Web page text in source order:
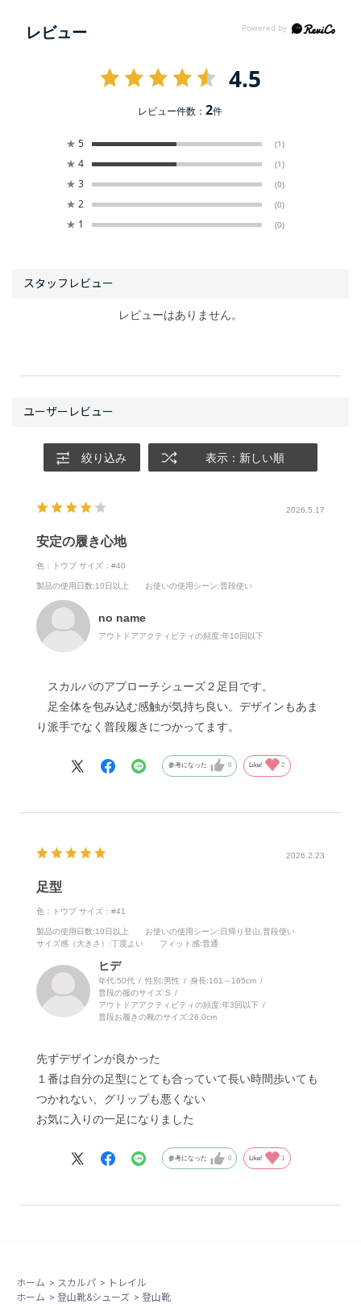
レビュー
4.5
レビュー件数：2件
★ 5 (1)
★ 4 (1)
★ 3 (0)
★ 2 (0)
★ 1 (0)
絞り込み 表示：新しい順
2026.5.17
安定の履き心地
色：トウプ サイズ：#40
製品の使用日数:10日以上 お使いの使用シーン:普段使い
no name
アウトドアアクティビティの頻度:年10回以下
スカルパのアプローチシューズ２足目です。
足全体を包み込む感触が気持ち良い。デザインもあま
り派手でなく普段履きにつかってます。
参考になった 0 Like! 2
2026.2.23
足型
色：トウプ サイズ：#41
製品の使用日数:10日以上 お使いの使用シーン:日帰り登山,普段使い
サイズ感（大きさ） :丁度よい フィット感:普通
ヒデ
年代:50代 性別:男性 身長:161～165cm
普段の服のサイズ:S
アウトドアアクティビティの頻度:年3回以下
普段お履きの靴のサイズ:26.0cm
先ずデザインが良かった
１番は自分の足型にとても合っていて長い時間歩いても
つかれない、グリップも悪くない
お気に入りの一足になりました
参考になった 0 Like! 1
レビューはありません。
ホーム > スカルパ > トレイル
ホーム > 登山靴&シューズ > 登山靴